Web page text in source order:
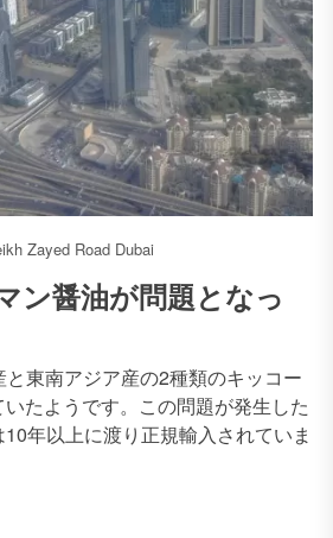
Zayed Road Dubai
ン醤油が問題となっ
東南アジア産の2種類のキッコー
たようです。この問題が発生した
年以上に渡り正規輸入されていま